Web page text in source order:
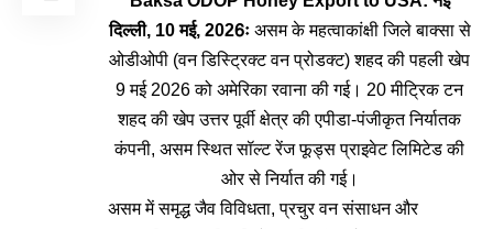
दिल्ली, 10 मई, 2026ःअसम के महत्वाकांक्षी जिले बाक्सा से
ओडीओपी (वन डिस्ट्रिक्ट वन प्रोडक्ट) शहद की पहली खेप
9 मई 2026 को अमेरिका रवाना की गई। 20 मीट्रिक टन
शहद की खेप उत्तर पूर्वी क्षेत्र की एपीडा-पंजीकृत निर्यातक
कंपनी, असम स्थित सॉल्ट रेंज फूड्स प्राइवेट लिमिटेड की
ओर से निर्यात की गई।
असम में समृद्ध जैव विविधता, प्रचुर वन संसाधन और